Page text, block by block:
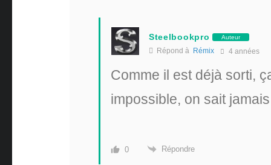
Steelbookpro Auteur
Répond à Rémix 4 années
Comme il est déjà sorti,
impossible, on sait
0 Répondre